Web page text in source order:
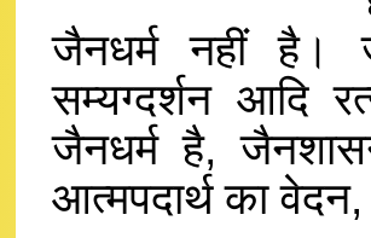
जैनधर्म नहीं है।
सम्यग्दर्शन आदि
जैनधर्म है,
आत्मपदार्थ का